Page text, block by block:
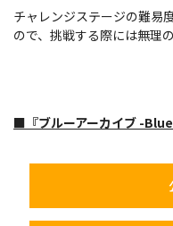
チャレンジステージの難易
ので、挑戦する際には無理
■『ブルーアーカイブ -